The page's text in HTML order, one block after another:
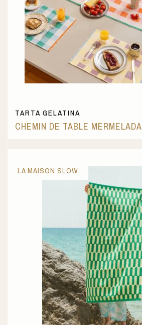
TARTA GELATINA
CHEMIN DE TABLE MERMELADA
LA MAISON SLOW